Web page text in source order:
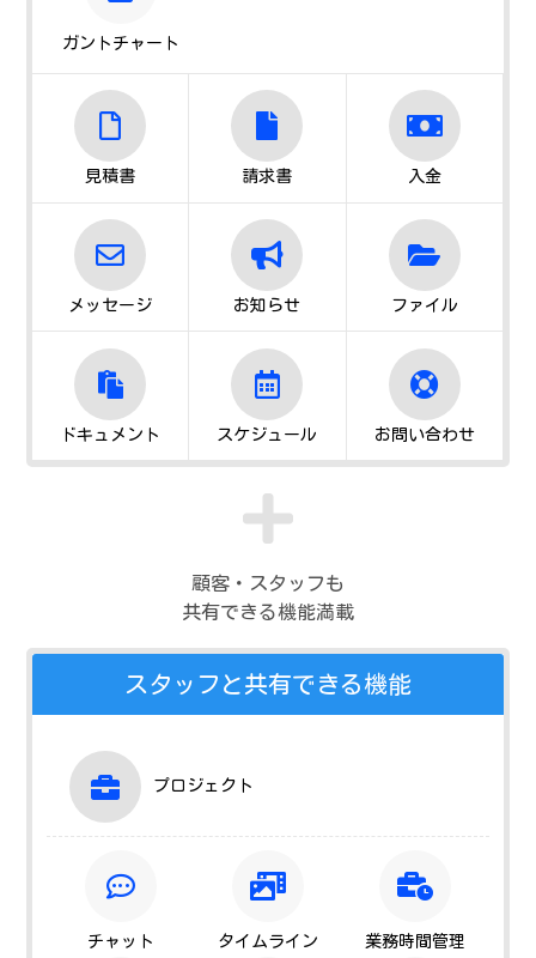
ガントチャート
見積書 請求書 入金
メッセージ お知らせ ファイル
ドキュメント スケジュール お問い合わせ
顧客・スタッフも
共有できる機能満載
スタッフと共有できる機能
プロジェクト
チャット タイムライン 業務時間管理